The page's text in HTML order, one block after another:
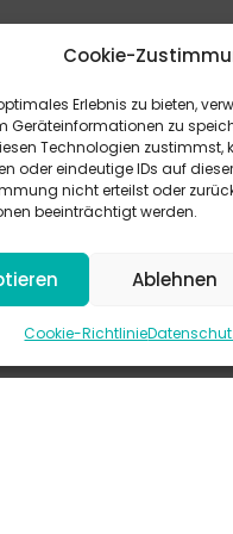
Cookie-
Erlebnis zu bieten,
Geräteinformationen zu
Technologien zustimmst,
oder eindeutige IDs auf
nicht erteilst oder
beeinträchtigt werden.
Ablehnen
Cookie-Richtlinie
Antworten bieten
mal auf